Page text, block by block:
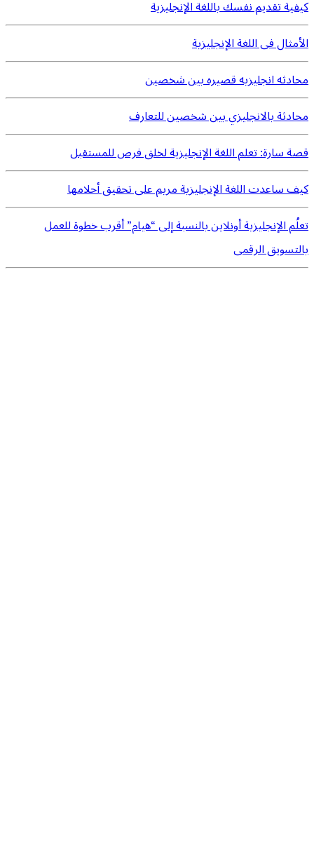
كيفية تقديم نفسك باللغة الإنجليزية
الأمثال فى اللغة الإنجليزية
محادثه انجليزيه قصيره بين شخصين
محادثة بالانجليزي بين شخصين للتعارف
قصة سارة: تعلم اللغة الإنجليزية لخلق فرص للمستقبل
كيف ساعدت اللغة الإنجليزية مريم على تحقيق أحلامها
تعلُم الإنجليزية أونلاين بالنسبة إلى “هيام” أقرب خطوة للعمل
بالتسويق الرقمى